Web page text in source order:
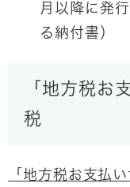
月以降に発
る納付書）
「地方税お
税
「地方税お支払い